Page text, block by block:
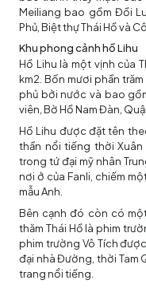
Meiliang bao gồm Đồi
Phủ, Biệt thự Thái Hồ và
Khu phong cảnh hồ Lihu
Hồ Lihu là một vịnh của
km2. Bốn mươi phần
phủ bởi nước và bao
viên, Bờ Hồ Nam Đàn,
Hồ Lihu được đặt tên
thần nổi tiếng thời Xuân
trong tứ đại mỹ nhân
nơi ở của Fanli, chiếm
mẫu Anh.
Bên cạnh đó còn có
thăm Thái Hồ là phim
phim trường Vô Tích
đại nhà Đường, thời Tam
trang nổi tiếng.